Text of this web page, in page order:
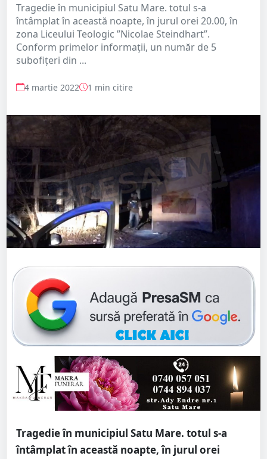
Tragedie în municipiul Satu Mare. totul s-a
întâmplat în această noapte, în jurul orei 20.00, în
zona Liceului Teologic ”Nicolae Steindhart”.
Conform primelor informații, un număr de 5
subofițeri din ...
4 martie 2022 1 min citire
Tragedie în municipiul Satu Mare. totul s-a
întâmplat în această noapte, în jurul orei